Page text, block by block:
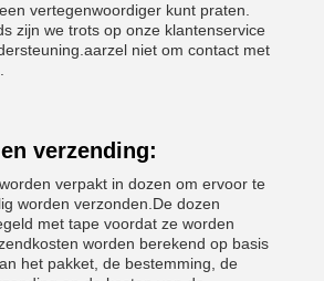
vertegenwoordiger kunt praten.
zijn we trots op onze klantenservice
niet om contact met
verzending:
verpakt in dozen om ervoor te
worden verzonden.De dozen
met tape voordat ze worden
worden berekend op basis
het pakket, de bestemming, de